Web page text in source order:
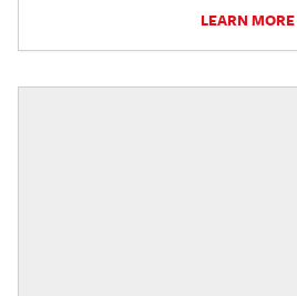
LEARN MORE